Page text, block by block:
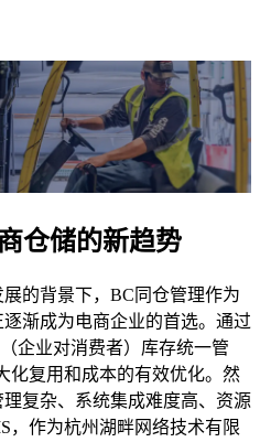
仓储的新趋势
的背景下，BC同仓管理作为
渐成为电商企业的首选。通过
企业对消费者）库存统一管
化复用和成本的有效优化。然
复杂、系统集成难度高、资源
，作为杭州湖畔网络技术有限